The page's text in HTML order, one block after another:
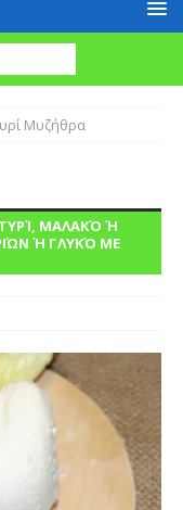
Μυζήθρα
ΜΑΛΑΚΌ Ή
Ή ΓΛΥΚΌ ΜΕ